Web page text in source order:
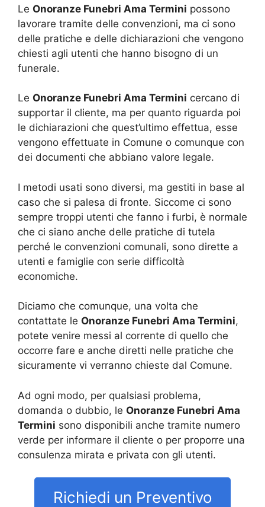
Le Onoranze Funebri Ama Termini possono
lavorare tramite delle convenzioni, ma ci sono
delle pratiche e delle dichiarazioni che vengono
chiesti agli utenti che hanno bisogno di un
funerale.
Le Onoranze Funebri Ama Termini cercano di
supportar il cliente, ma per quanto riguarda poi
le dichiarazioni che quest’ultimo effettua, esse
vengono effettuate in Comune o comunque con
dei documenti che abbiano valore legale.
I metodi usati sono diversi, ma gestiti in base al
caso che si palesa di fronte. Siccome ci sono
sempre troppi utenti che fanno i furbi, è normale
che ci siano anche delle pratiche di tutela
perché le convenzioni comunali, sono dirette a
utenti e famiglie con serie difficoltà
economiche.
Diciamo che comunque, una volta che
contattate le Onoranze Funebri Ama Termini,
potete venire messi al corrente di quello che
occorre fare e anche diretti nelle pratiche che
sicuramente vi verranno chieste dal Comune.
Ad ogni modo, per qualsiasi problema,
domanda o dubbio, le Onoranze Funebri Ama
Termini sono disponibili anche tramite numero
verde per informare il cliente o per proporre una
consulenza mirata e privata con gli utenti.
Richiedi un Preventivo